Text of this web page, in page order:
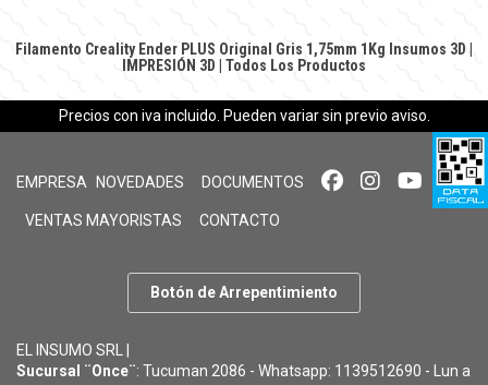
Filamento Creality Ender PLUS Original Gris 1,75mm 1Kg Insumos 3D
IMPRESIÓN 3D
Todos Los Productos
Precios con iva incluido. Pueden variar sin previo aviso.
EMPRESA NOVEDADES DOCUMENTOS
VENTAS MAYORISTAS CONTACTO
Botón de Arrepentimiento
EL INSUMO SRL |
Sucursal ¨Once¨: Tucuman 2086 - Whatsapp: 1139512690 - Lun a